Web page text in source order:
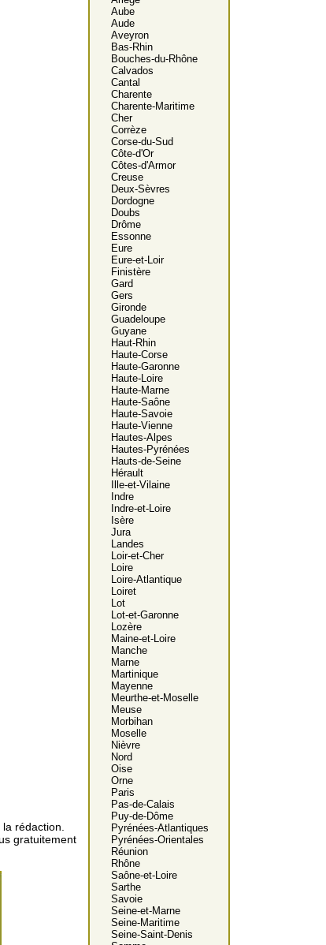
Aube
Aude
Aveyron
Bas-Rhin
Bouches-du-Rhône
Calvados
Cantal
Charente
Charente-Maritime
Cher
Corrèze
Corse-du-Sud
Côte-d'Or
Côtes-d'Armor
Creuse
Deux-Sèvres
Dordogne
Doubs
Drôme
Essonne
Eure
Eure-et-Loir
Finistère
Gard
Gers
Gironde
Guadeloupe
Guyane
Haut-Rhin
Haute-Corse
Haute-Garonne
Haute-Loire
Haute-Marne
Haute-Saône
Haute-Savoie
Haute-Vienne
Hautes-Alpes
Hautes-Pyrénées
Hauts-de-Seine
Hérault
Ille-et-Vilaine
Indre
Indre-et-Loire
Isère
Jura
Landes
Loir-et-Cher
Loire
Loire-Atlantique
Loiret
Lot
Lot-et-Garonne
Lozère
Maine-et-Loire
Manche
Marne
Martinique
Mayenne
Meurthe-et-Moselle
Meuse
Morbihan
Moselle
Nièvre
Nord
Oise
Orne
Paris
Pas-de-Calais
Puy-de-Dôme
Pyrénées-Atlantiques
Pyrénées-Orientales
Réunion
Rhône
Saône-et-Loire
Sarthe
Savoie
Seine-et-Marne
Seine-Maritime
Seine-Saint-Denis
rédaction.
gratuitement